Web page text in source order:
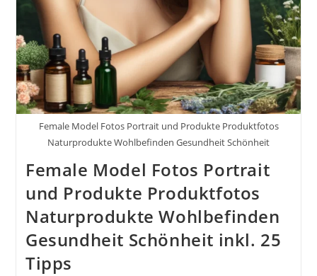
Und
Beruflichen
Erfolg.
Von
Der
Theorie
Zur
Praxis:
Erfolgreich
Werden
Durch
Die
Richtige
Von
Wissen.
Female Model Fotos Portrait und Produkte Produktfotos
Naturprodukte Wohlbefinden Gesundheit Schönheit
Female Model Fotos Portrait
und Produkte Produktfotos
Naturprodukte Wohlbefinden
Gesundheit Schönheit inkl. 25
Tipps